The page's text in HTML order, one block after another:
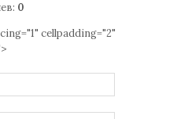
: 0
cellpadding="2"